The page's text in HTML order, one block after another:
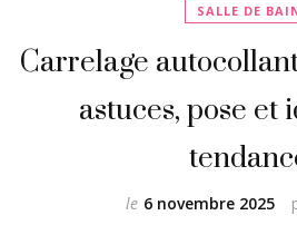
SALLE DE
Carrelage
astuces, pose et
le 6 novembre 2025